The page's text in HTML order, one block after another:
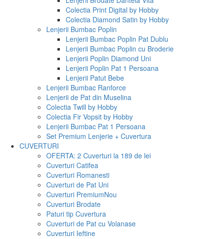
Colectia Print Digital by Hobby
Colectia Diamond Satin by Hobby
Lenjerii Bumbac Poplin
Lenjerii Bumbac Poplin Pat Dublu
Lenjerii Bumbac Poplin cu Broderie
Lenjerii Poplin Diamond Uni
Lenjerii Poplin Pat 1 Persoana
Lenjerii Patut Bebe
Lenjerii Bumbac Ranforce
Lenjerii de Pat din Muselina
Colectia Twill by Hobby
Colectia Fir Vopsit by Hobby
Lenjerii Bumbac Pat 1 Persoana
Set Premium Lenjerie + Cuvertura
CUVERTURI
OFERTA: 2 Cuverturi la 189 de lei
Cuverturi Catifea
Cuverturi Romanesti
Cuverturi de Pat Uni
Cuverturi PremiumNou
Cuverturi Brodate
Paturi tip Cuvertura
Cuverturi de Pat cu Volanase
Cuverturi Ieftine